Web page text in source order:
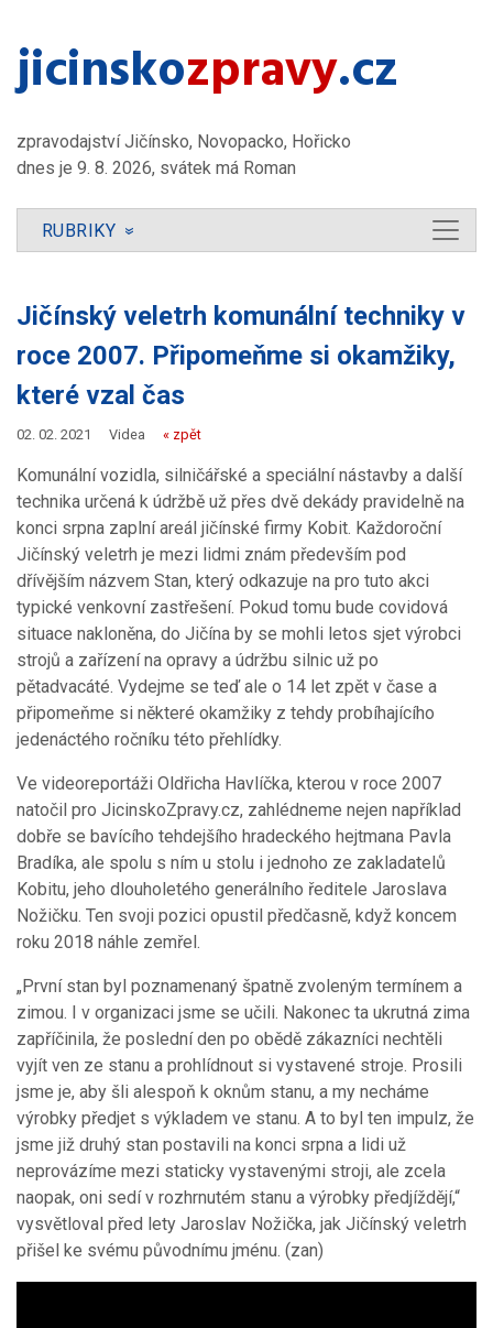
jicinsko​zpravy.cz
zpravodajství Jičínsko, Novopacko, Hořicko
dnes je 9. 8. 2026, svátek má Roman
RUBRIKY »
Jičínský veletrh komunální techniky v
roce 2007. Připomeňme si okamžiky,
které vzal čas
02. 02. 2021 Videa « zpět
Komunální vozidla, silničářské a speciální nástavby a další
technika určená k údržbě už přes dvě dekády pravidelně na
konci srpna zaplní areál jičínské firmy Kobit. Každoroční
Jičínský veletrh je mezi lidmi znám především pod
dřívějším názvem Stan, který odkazuje na pro tuto akci
typické venkovní zastřešení. Pokud tomu bude covidová
situace nakloněna, do Jičína by se mohli letos sjet výrobci
strojů a zařízení na opravy a údržbu silnic už po
pětadvacáté. Vydejme se teď ale o 14 let zpět v čase a
připomeňme si některé okamžiky z tehdy probíhajícího
jedenáctého ročníku této přehlídky.
Ve videoreportáži Oldřicha Havlíčka, kterou v roce 2007
natočil pro JicinskoZpravy.cz, zahlédneme nejen například
dobře se bavícího tehdejšího hradeckého hejtmana Pavla
Bradíka, ale spolu s ním u stolu i jednoho ze zakladatelů
Kobitu, jeho dlouholetého generálního ředitele Jaroslava
Nožičku. Ten svoji pozici opustil předčasně, když koncem
roku 2018 náhle zemřel.
„První stan byl poznamenaný špatně zvoleným termínem a
zimou. I v organizaci jsme se učili. Nakonec ta ukrutná zima
zapříčinila, že poslední den po obědě zákazníci nechtěli
vyjít ven ze stanu a prohlídnout si vystavené stroje. Prosili
jsme je, aby šli alespoň k oknům stanu, a my necháme
výrobky předjet s výkladem ve stanu. A to byl ten impulz, že
jsme již druhý stan postavili na konci srpna a lidi už
neprovázíme mezi staticky vystavenými stroji, ale zcela
naopak, oni sedí v rozhrnutém stanu a výrobky předjíždějí,“
vysvětloval před lety Jaroslav Nožička, jak Jičínský veletrh
přišel ke svému původnímu jménu. (zan)